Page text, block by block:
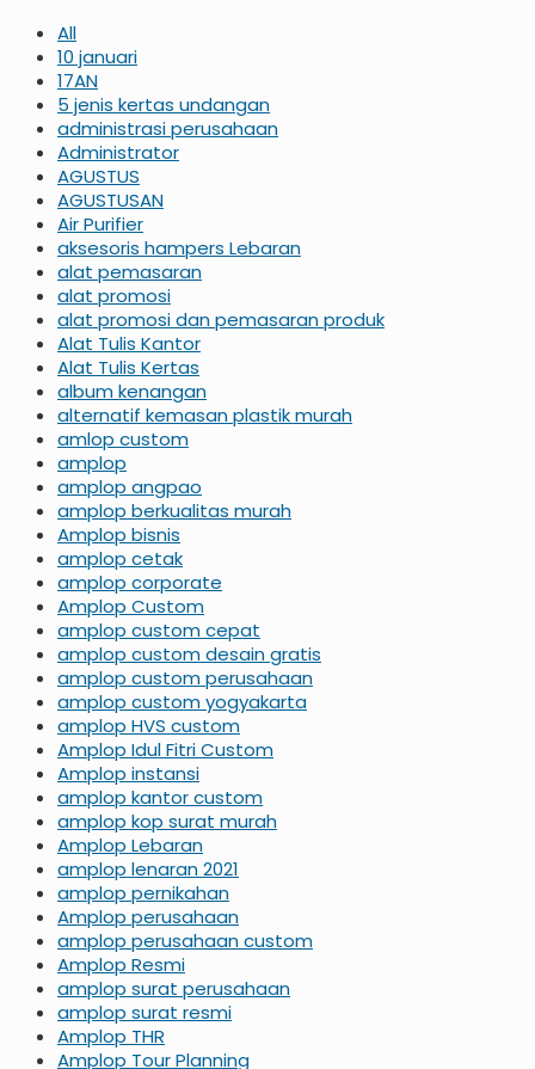
All
10 januari
17AN
5 jenis kertas undangan
administrasi perusahaan
Administrator
AGUSTUS
AGUSTUSAN
Air Purifier
aksesoris hampers Lebaran
alat pemasaran
alat promosi
alat promosi dan pemasaran produk
Alat Tulis Kantor
Alat Tulis Kertas
album kenangan
alternatif kemasan plastik murah
amlop custom
amplop
amplop angpao
amplop berkualitas murah
Amplop bisnis
amplop cetak
amplop corporate
Amplop Custom
amplop custom cepat
amplop custom desain gratis
amplop custom perusahaan
amplop custom yogyakarta
amplop HVS custom
Amplop Idul Fitri Custom
Amplop instansi
amplop kantor custom
amplop kop surat murah
Amplop Lebaran
amplop lenaran 2021
amplop pernikahan
Amplop perusahaan
amplop perusahaan custom
Amplop Resmi
amplop surat perusahaan
amplop surat resmi
Amplop THR
Amplop Tour Planning